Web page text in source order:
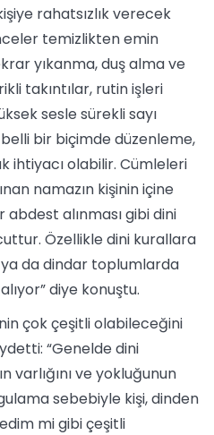
rahatsızlık verecek
temizlikten emin
yıkanma, duş alma ve
takıntılar, rutin işleri
sesle sürekli sayı
bir biçimde düzenleme,
ihtiyacı olabilir. Cümleleri
namazın kişinin içine
alınması gibi dini
Özellikle dini kurallara
da dindar toplumlarda
diye konuştu.
çok çeşitli olabileceğini
“Genelde dini
varlığını ve yokluğunun
sebebiyle kişi, dinden
mi gibi çeşitli